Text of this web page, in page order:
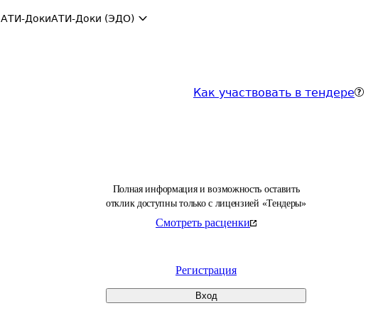
АТИ-ДокиАТИ-Доки (ЭДО)
Как участвовать в тендере
Полная информация и возможность оставить
отклик доступны только с лицензией «Тендеры»
Смотреть расценки
Регистрация
Вход